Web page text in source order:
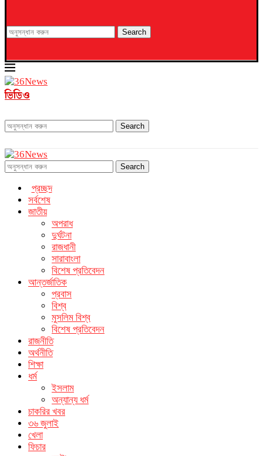
Search
ভিডিও
Search
Search
প্রচ্ছদ
সর্বশেষ
জাতীয়
অপরাধ
দুর্ঘটনা
রাজধানী
সারাবাংলা
বিশেষ প্রতিবেদন
আন্তর্জাতিক
প্রবাস
বিশ্ব
মুসলিম বিশ্ব
বিশেষ প্রতিবেদন
রাজনীতি
অর্থনীতি
শিক্ষা
ধর্ম
ইসলাম
অন্যান্য ধর্ম
চাকরির খবর
৩৬ জুলাই
খেলা
ফিচার